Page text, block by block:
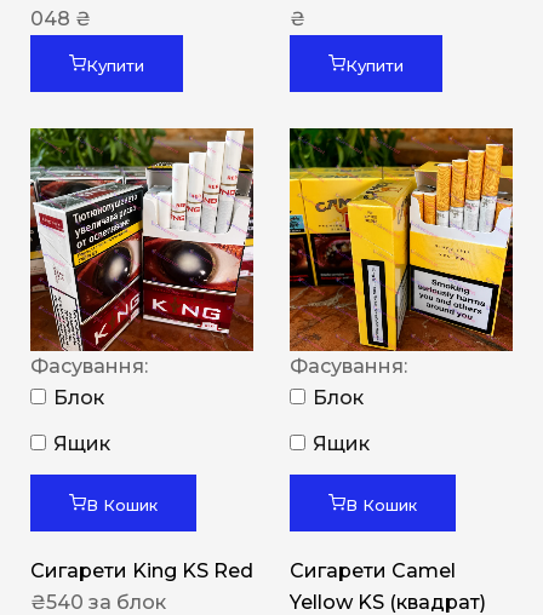
048 ₴
Купити
₴
Купити
Фасування:
Блок
Ящик
В Кошик
Сигарети King KS Red
₴540 за блок
Фасування:
Блок
Ящик
В Кошик
Сигарети Camel
Yellow KS (квадрат)